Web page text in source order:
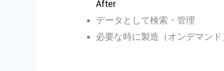
After
データとして検索・管理
必要な時に製造（オンデマンド